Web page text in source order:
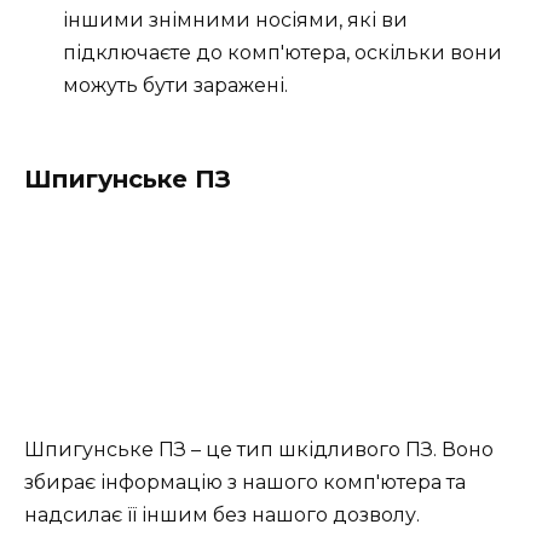
іншими знімними носіями, які ви
підключаєте до комп'ютера, оскільки вони
можуть бути заражені.
Шпигунське ПЗ
Шпигунське ПЗ – це тип шкідливого ПЗ. Воно
збирає інформацію з нашого комп'ютера та
надсилає її іншим без нашого дозволу.